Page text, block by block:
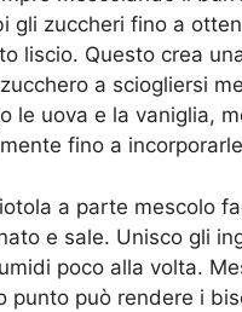
gli zuccheri fino a
liscio. Questo crea
a sciogliersi
le uova e la vaniglia,
fino a
a parte mescolo
e sale. Unisco gli
poco alla volta.
punto può rendere i